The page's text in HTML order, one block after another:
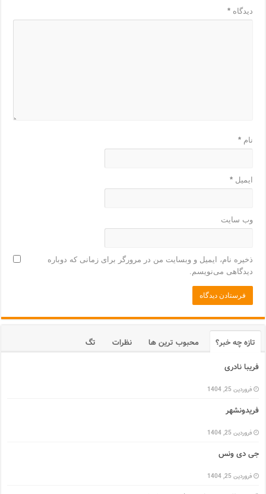
دیدگاه*
نام*
ایمیل*
وب‌ سایت
ذخیره نام، ایمیل و وبسایت من در مرورگر برای زمانی که دوباره
دیدگاهی می‌نویسم.
تازه چه خبر؟ محبوب ترین ها نظرات
تگ
فریبا نادری
فروردین 25, 1404
فریدونشهر
فروردین 25, 1404
جی دی ونس
فروردین 25, 1404